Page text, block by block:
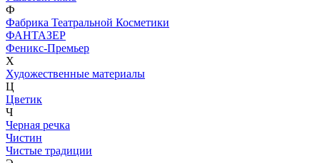
Ф
Фабрика Театральной Косметики
ФАНТАЗЕР
Феникс-Премьер
Х
Художественные материалы
Ц
Цветик
Ч
Черная речка
Чистин
Чистые традиции